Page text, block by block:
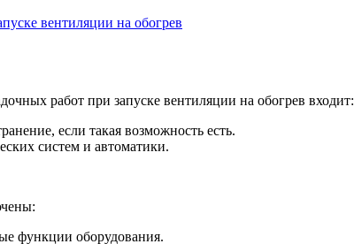
вентиляции на обогрев
работ при запуске вентиляции на обогрев входит:
если такая возможность есть.
систем и автоматики.
функции оборудования.